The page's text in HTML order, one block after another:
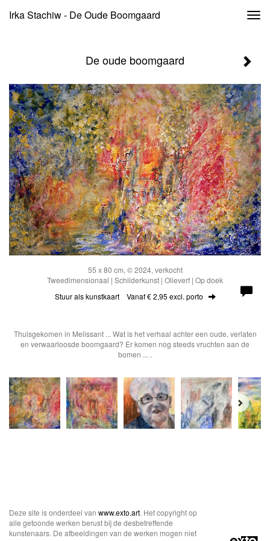
Irka Stachiw - De Oude Boomgaard
De oude boomgaard
55 x 80 cm, © 2024, verkocht
Tweedimensionaal | Schilderkunst | Olieverf | Op doek
Stuur als kunstkaart Vanaf € 2,95 excl. porto
Thuisgekomen in Melissant ... Wat is het verhaal achter een oude, verlaten
en verwaarloosde boomgaard? Er komen nog steeds vruchten aan de
bomen ... .
Deze site is onderdeel van www.exto.art. Het copyright op
alle getoonde werken berust bij de desbetreffende
kunstenaars. De afbeeldingen van de werken mogen niet